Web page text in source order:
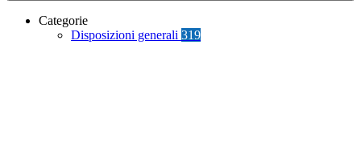
Categorie
Disposizioni generali 319